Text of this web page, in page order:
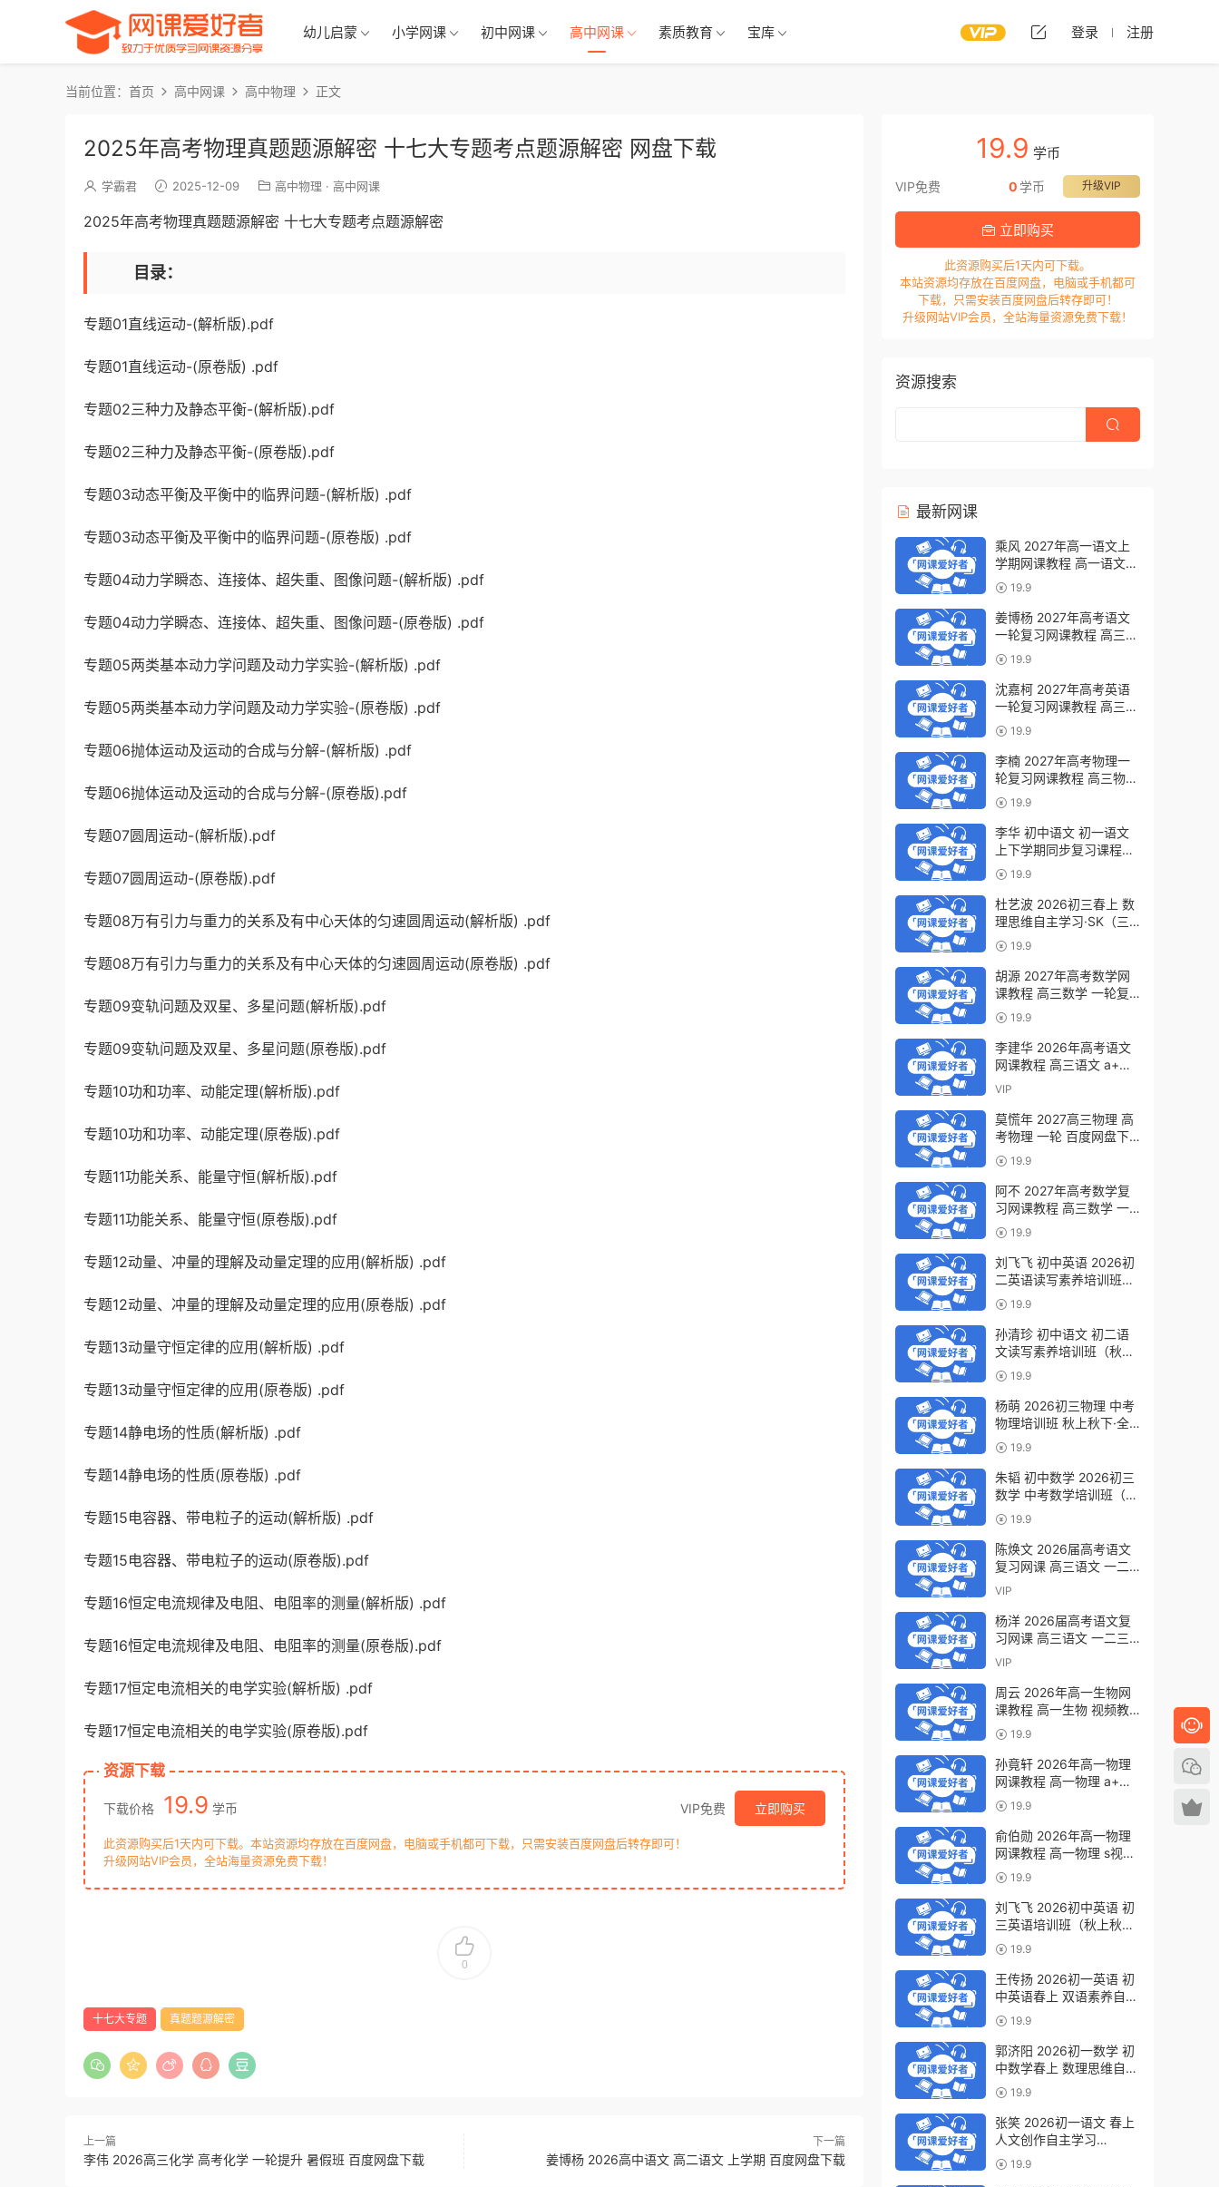
幼儿启蒙 小学网课 初中网课 高中网课 素质教育 宝库 登录 注册
当前位置： 首页 高中网课 高中物理 正文
2025年高考物理真题题源解密 十七大专题考点题源解密 网盘下载
学霸君 2025-12-09 高中物理 · 高中网课
2025年高考物理真题题源解密 十七大专题考点题源解密
目录：
专题01直线运动-(解析版).pdf
专题01直线运动-(原卷版) .pdf
专题02三种力及静态平衡-(解析版).pdf
专题02三种力及静态平衡-(原卷版).pdf
专题03动态平衡及平衡中的临界问题-(解析版) .pdf
专题03动态平衡及平衡中的临界问题-(原卷版) .pdf
专题04动力学瞬态、连接体、超失重、图像问题-(解析版) .pdf
专题04动力学瞬态、连接体、超失重、图像问题-(原卷版) .pdf
专题05两类基本动力学问题及动力学实验-(解析版) .pdf
专题05两类基本动力学问题及动力学实验-(原卷版) .pdf
专题06抛体运动及运动的合成与分解-(解析版) .pdf
专题06抛体运动及运动的合成与分解-(原卷版).pdf
专题07圆周运动-(解析版).pdf
专题07圆周运动-(原卷版).pdf
专题08万有引力与重力的关系及有中心天体的匀速圆周运动(解析版) .pdf
专题08万有引力与重力的关系及有中心天体的匀速圆周运动(原卷版) .pdf
专题09变轨问题及双星、多星问题(解析版).pdf
专题09变轨问题及双星、多星问题(原卷版).pdf
专题10功和功率、动能定理(解析版).pdf
专题10功和功率、动能定理(原卷版).pdf
专题11功能关系、能量守恒(解析版).pdf
专题11功能关系、能量守恒(原卷版).pdf
专题12动量、冲量的理解及动量定理的应用(解析版) .pdf
专题12动量、冲量的理解及动量定理的应用(原卷版) .pdf
专题13动量守恒定律的应用(解析版) .pdf
专题13动量守恒定律的应用(原卷版) .pdf
专题14静电场的性质(解析版) .pdf
专题14静电场的性质(原卷版) .pdf
专题15电容器、带电粒子的运动(解析版) .pdf
专题15电容器、带电粒子的运动(原卷版).pdf
专题16恒定电流规律及电阻、电阻率的测量(解析版) .pdf
专题16恒定电流规律及电阻、电阻率的测量(原卷版).pdf
专题17恒定电流相关的电学实验(解析版) .pdf
专题17恒定电流相关的电学实验(原卷版).pdf
资源下载
下载价格 19.9 学币 VIP免费 立即购买
此资源购买后1天内可下载。本站资源均存放在百度网盘，电脑或手机都可下载，只需安装百度网盘后转存即可！
升级网站VIP会员，全站海量资源免费下载！
0
十七大专题 真题题源解密
上一篇
李伟 2026高三化学 高考化学 一轮提升 暑假班 百度网盘下载
下一篇
姜博杨 2026高中语文 高二语文 上学期 百度网盘下载
19.9 学币
VIP免费 升级VIP
0 学币
立即购买
此资源购买后1天内可下载。
本站资源均存放在百度网盘，电脑或手机都可
下载，只需安装百度网盘后转存即可！
升级网站VIP会员，全站海量资源免费下载！
资源搜索
最新网课
乘风 2027年高一语文上
学期网课教程 高一语文
暑假班视频教程 百度网盘
下载
19.9
姜博杨 2027年高考语文
一轮复习网课教程 高三语
文 上学期暑假班视频教程
百度网盘下载
19.9
沈嘉柯 2027年高考英语
一轮复习网课教程 高三英
语 上学期暑假班视频教程
百度网盘下载
19.9
李楠 2027年高考物理一
轮复习网课教程 高三物理
上学期暑假班视频教程 百
度网盘下载
19.9
李华 初中语文 初一语文
上下学期同步复习课程
（34讲带讲义、练习）百
度网盘下载
19.9
杜艺波 2026初三春上 数
理思维自主学习·SK（三
期）百度网盘下载
19.9
胡源 2027年高考数学网
课教程 高三数学 一轮复
习暑假班视频教程 百度网
盘下载
19.9
李建华 2026年高考语文
网课教程 高三语文 a+二
三轮复习视频教程 百度网
VIP
莫慌年 2027高三物理 高
考物理 一轮 百度网盘下
载 19.9
阿不 2027年高考数学复
习网课教程 高三数学 一
轮复习视频教程 百度网盘
下载
19.9
刘飞飞 初中英语 2026初
二英语读写素养培训班
（秋上秋下·全国版·S）百
度网盘下载
19.9
孙清珍 初中语文 初二语
文读写素养培训班（秋上
秋下·全国版·A+）百度网
盘下载
19.9
杨萌 2026初三物理 中考
物理培训班 秋上秋下·全
国版·S 百度网盘下载
19.9
朱韬 初中数学 2026初三
数学 中考数学培训班（秋
上秋下·全国版·S）百度网
盘下载
19.9
陈焕文 2026届高考语文
复习网课 高三语文 一二
三轮视频课程全年班 百度
VIP
杨洋 2026届高考语文复
习网课 高三语文 一二三
轮视频教程全年班 百度网
VIP
周云 2026年高一生物网
课教程 高一生物 视频教
程下学期寒春班 百度网盘
下载
19.9
孙竟轩 2026年高一物理
网课教程 高一物理 a+视
频教程下学期寒春班 百度
网盘下载
19.9
俞伯勋 2026年高一物理
网课教程 高一物理 s视频
教程下学期寒春班 百度网
盘下载
19.9
刘飞飞 2026初中英语 初
三英语培训班（秋上秋下·
全国版·A+）百度网盘下
载
19.9
王传扬 2026初一英语 初
中英语春上 双语素养自主
学习·TY·A+（三期）百度
网盘下载
19.9
郭济阳 2026初一数学 初
中数学春上 数理思维自主
学习·BS（一期）百度网
盘下载
19.9
张笑 2026初一语文 春上
人文创作自主学习
·TY·S（一期）百度网盘下
载
19.9